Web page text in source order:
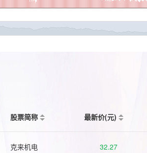
股票简称 最新价(元)
克来机电 32.27